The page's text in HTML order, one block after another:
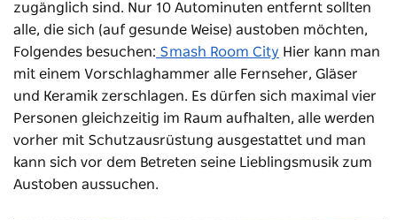
zugänglich sind. Nur 10 Autominuten entfernt sollten
alle, die sich (auf gesunde Weise) austoben möchten,
Folgendes besuchen: Smash Room City Hier kann man
mit einem Vorschlaghammer alle Fernseher, Gläser
und Keramik zerschlagen. Es dürfen sich maximal vier
Personen gleichzeitig im Raum aufhalten, alle werden
vorher mit Schutzausrüstung ausgestattet und man
kann sich vor dem Betreten seine Lieblingsmusik zum
Austoben aussuchen.